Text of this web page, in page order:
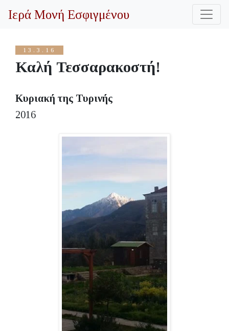
13.3.16
Καλή Τεσσαρακοστή!
Κυριακή της Τυρινής
2016
Ιερά Μονή Εσφιγμένου